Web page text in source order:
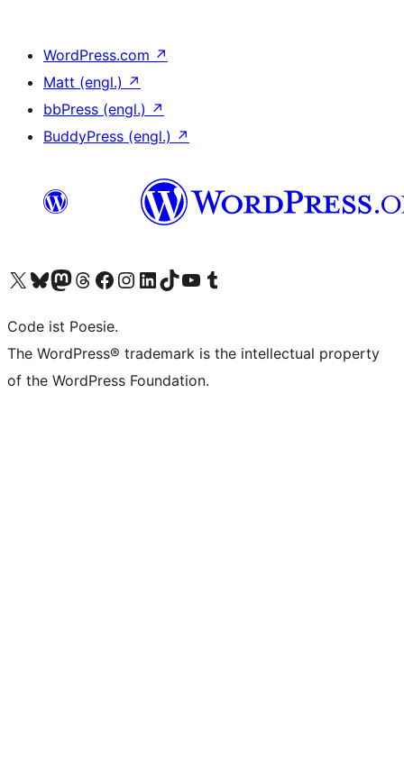
WordPress.com ↗
Matt (engl.) ↗
bbPress (engl.) ↗
BuddyPress (engl.) ↗
Das X-Konto (früher Twitter) von WordPress.org besuchen
Das Bluesky-Konto von WordPress.org besuchen
Das Mastodon-Konto von WordPress.org besuchen
Das Threads-Konto von WordPress.org besuchen
Die Facebook-Seite von WordPress.org besuchen
Das Instagram-Konto von WordPress.org besuchen
Das LinkedIn-Konto von WordPress.org besuchen
Das TikTok-Konto von WordPress.org besuchen
Den YouTube-Kanal von WordPress.org besuchen
Das Tumblr-Konto von WordPress.org besuchen
Code ist Poesie.
The WordPress® trademark is the intellectual property
of the WordPress Foundation.